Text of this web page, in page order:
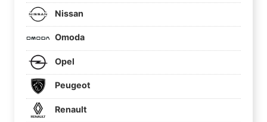
Nissan
Omoda
Opel
Peugeot
Renault